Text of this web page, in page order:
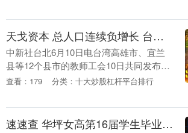
天戈资本 总人口连续负增长 台湾教师团体呼吁实施“小班化”教育
中新社台北6月10日电台湾高雄市、宜兰
县等12个县市的教师工会10日共同发布新
闻稿，指出少子化是调整教育资源配置的
制”的“小....
查看：179 分类：十大炒股杠杆平台排行
速速查 华坪女高第16届学生毕业, 张桂梅: 我努力活着, 年年等你们